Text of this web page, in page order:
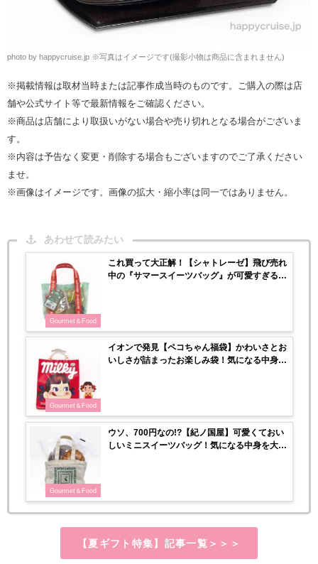
photo by happycruise.jp ※写真はイメージです(撮影小物は商品に含まれません)
※掲載情報は取材当時または記事作成当時のものです。ご購入の際は店
舗や公式サイト等で最新情報をご確認ください。
※商品は店舗により取扱いがない場合や売り切れとなる場合がございま
す。
※内容は予告なく変更・削除する場合もございますのでご了承ください
ませ。
※画像はイメージです。画像の拡大・縮小率は同一ではありません。
あわせて読みたい
Gourmet＆Food
これ買って大正解！【シャトレーゼ】飛び売れ
中の『サマースイーツバッグ』が可愛すぎる〜
Gourmet＆Food
イオンで発見【ペコちゃん福袋】かわいさとお
いしさが詰まったお楽しみ袋！気になる中身を
Gourmet＆Food
ウソ、700円なの!?【紀ノ国屋】可愛くておい
しいミニスイーツバッグ！気になる中身を大公
【夏ギフト特集】記事一覧＞＞＞